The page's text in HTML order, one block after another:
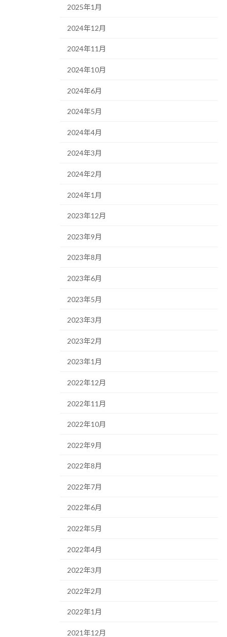
2025年1月
2024年12月
2024年11月
2024年10月
2024年6月
2024年5月
2024年4月
2024年3月
2024年2月
2024年1月
2023年12月
2023年9月
2023年8月
2023年6月
2023年5月
2023年3月
2023年2月
2023年1月
2022年12月
2022年11月
2022年10月
2022年9月
2022年8月
2022年7月
2022年6月
2022年5月
2022年4月
2022年3月
2022年2月
2022年1月
2021年12月